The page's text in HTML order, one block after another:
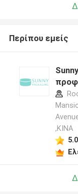
Περίπου εμείς
,ΚΙΝΑ
5.0